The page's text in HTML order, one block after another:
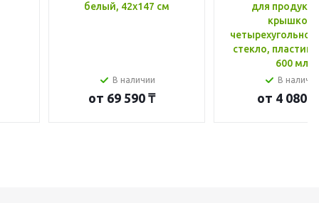
белый, 42x147 см
В наличии
от 69 590 ₸
для
крышкой,
стекло, пластик
600 мл
В
от 4 080 ₸